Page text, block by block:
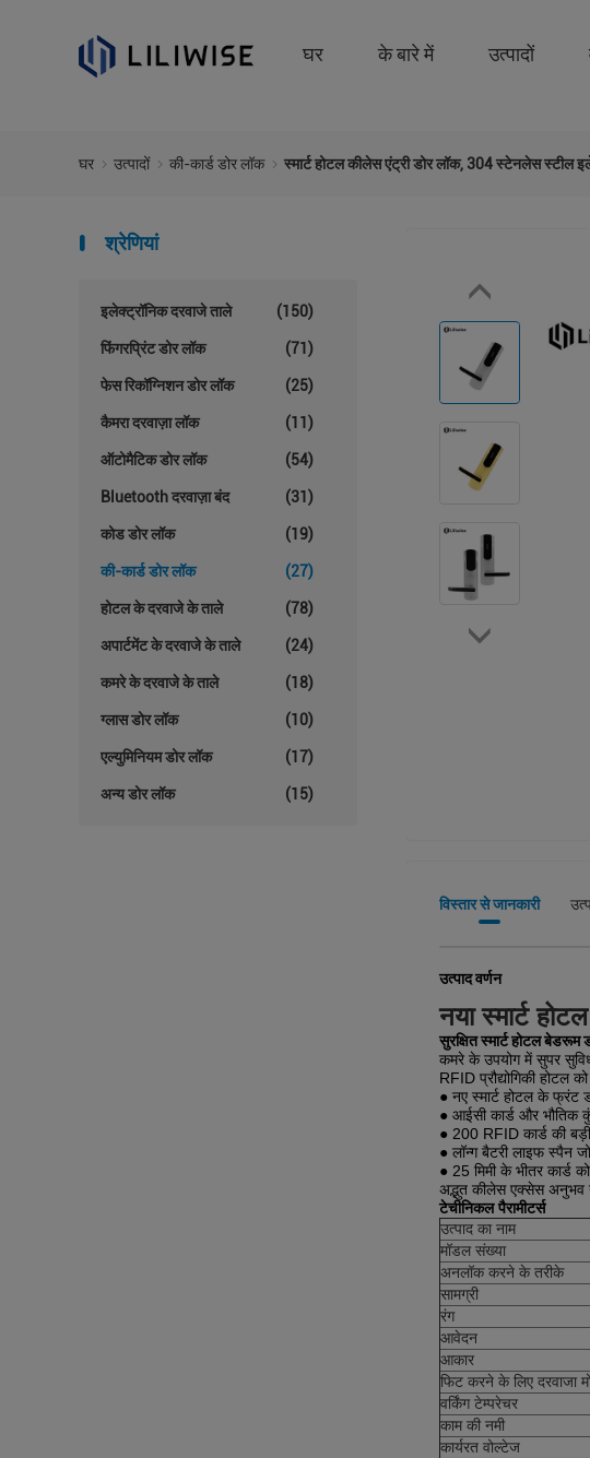
घर के बारे में उत्पादों
घर उत्पादों की-कार्ड डोर लॉक स्मार्ट होटल कीलेस एंट्री डोर लॉक, 304 स्टेनलेस स्टील
श्रेणियां
इलेक्ट्रॉनिक दरवाजे ताले (150)
फिंगरप्रिंट डोर लॉक (71)
फेस रिकॉग्निशन डोर लॉक (25)
कैमरा दरवाज़ा लॉक (11)
ऑटोमैटिक डोर लॉक (54)
Bluetooth दरवाज़ा बंद (31)
कोड डोर लॉक (19)
की-कार्ड डोर लॉक (27)
होटल के दरवाजे के ताले (78)
अपार्टमेंट के दरवाजे के ताले (24)
कमरे के दरवाजे के ताले (18)
ग्लास डोर लॉक (10)
एल्युमिनियम डोर लॉक (17)
अन्य डोर लॉक (15)
विस्तार से जानकारी
उत्पाद वर्णन
नया स्मार्ट
सुरक्षित स्मार्ट होटल बेडरूम
कमरे के उपयोग में सुपर
RFID प्रौद्योगिकी
● नए स्मार्ट होटल के
● आईसी कार्ड और
● 200 RFID कार्ड की बड़ी
● लॉन्ग बैटरी लाइफ स्पैन
● 25 मिमी के भीतर कार्ड
अद्भुत कीलेस एक्सेस अनुभव
टेचीनिकल पैरामीटर्स
उत्पाद का नाम
मॉडल संख्या
अनलॉक करने के तरीके
सामग्री
रंग
आवेदन
आकार
फिट करने के लिए दरवाजा
वर्किंग टेम्परेचर
काम की नमी
कार्यरत वोल्टेज